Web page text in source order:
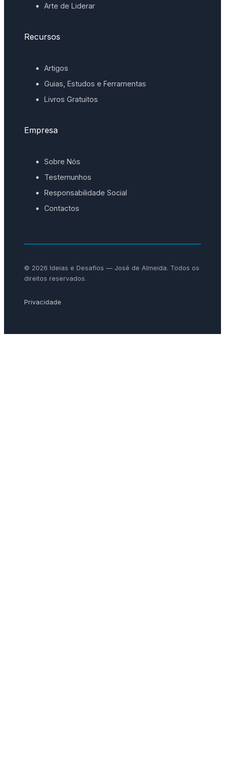
Arte de Liderar
Recursos
Artigos
Guias, Estudos e Ferramentas
Livros Gratuitos
Empresa
Sobre Nós
Testemunhos
Responsabilidade Social
Contactos
© 2026 Ideias e Desafios — José de Almeida. Todos os
direitos reservados.
Privacidade